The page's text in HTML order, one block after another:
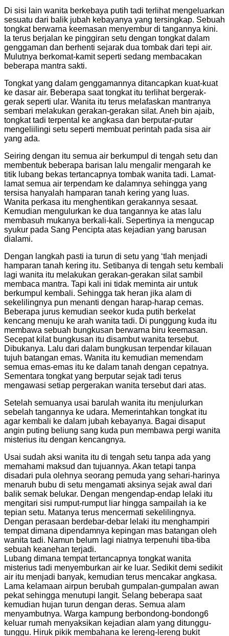
Di sisi lain wanita berkebaya putih tadi terlihat mengeluarkan
sesuatu dari balik jubah kebayanya yang tersingkap. Sebuah
tongkat berwarna keemasan menyembur di tangannya kini.
Ia terus berjalan ke pinggiran setu dengan tongkat dalam
genggaman dan berhenti sejarak dua tombak dari tepi air.
Mulutnya berkomat-kamit seperti sedang membacakan
beberapa mantra sakti.
Tongkat yang dalam genggamannya ditancapkan kuat-kuat
ke dasar air. Beberapa saat tongkat itu terlihat bergerak-
gerak seperti ular. Wanita itu terus melafaskan mantranya
sembari melakukan gerakan-gerakan silat. Aneh bin ajaib,
tongkat tadi terpental ke angkasa dan berputar-putar
mengeliilingi setu seperti membuat perintah pada sisa air
yang ada.
Seiring dengan itu semua air berkumpul di tengah setu dan
membentuk beberapa barisan lalu mengalir mengarah ke
titik lubang bekas tertancapnya tombak wanita tadi. Lamat-
lamat semua air terpendam ke dalamnya sehingga yang
tersisa hanyalah hamparan tanah kering yang luas.
Wanita perkasa itu menghentikan gerakannya sesaat.
Kemudian mengulurkan ke dua tangannya ke atas lalu
membasuh mukanya berkali-kali. Sepertinya ia mengucap
syukur pada Sang Pencipta atas kejadian yang barusan
dialami.
Dengan langkah pasti ia turun di setu yang ‘tlah menjadi
hamparan tanah kering itu. Setibanya di tengah setu kembali
lagi wanita itu melakukan gerakan-gerakan silat sambil
membaca mantra. Tapi kali ini tidak meminta air untuk
berkumpul kembali. Sehingga tak heran jika alam di
sekelilingnya pun menanti dengan harap-harap cemas.
Beberapa jurus kemudian seekor kuda putih berkelat
kencang menuju ke arah wanita tadi. Di punggung kuda itu
membawa sebuah bungkusan berwarna biru keemasan.
Secepat kilat bungkusan itu disambut wanita tersebut.
Dibukanya. Lalu dari dalam bungkusan terpendar kilauan
tujuh batangan emas. Wanita itu kemudian memendam
semua emas-emas itu ke dalam tanah dengan cepatnya.
Sementara tongkat yang berputar sejak tadi terus
mengawasi setiap pergerakan wanita tersebut dari atas.
Setelah semuanya usai barulah wanita itu menjulurkan
sebelah tangannya ke udara. Memerintahkan tongkat itu
agar kembali ke dalam jubah kebayanya. Bagai disaput
angin puting beliung sang kuda pun membawa pergi wanita
misterius itu dengan kencangnya.
Usai sudah aksi wanita itu di tengah setu tanpa ada yang
memahami maksud dan tujuannya. Akan tetapi tanpa
disadari pula olehnya seorang pemuda yang sehari-harinya
menaruh bubu di setu mengamati aksinya sejak awal dari
balik semak belukar. Dengan mengendap-endap lelaki itu
mengitari sisi rumput-rumput liar hingga sampailah ia ke
tepian setu. Matanya terus mencermati sekelilingnya.
Dengan perasaan berdebar-debar lelaki itu menghampiri
tempat dimana dipendamnya kepingan mas batangan oleh
wanita tadi. Namun belum lagi niatnya terpenuhi tiba-tiba
sebuah keanehan terjadi.
Lubang dimana tempat tertancapnya tongkat wanita
misterius tadi menyemburkan air ke luar. Sedikit demi sedikit
air itu menjadi banyak, kemudian terus mencakar angkasa.
Lama kelamaan airpun berubah gumpalan-gumpalan awan
pekat sehingga menutupi langit. Selang beberapa saat
kemudian hujan turun dengan deras. Semua alam
menyambutnya. Warga kampung berbondong-bondong6
keluar rumah menyaksikan kejadian alam yang ditunggu-
tunggu. Hiruk pikik membahana ke lereng-lereng bukit